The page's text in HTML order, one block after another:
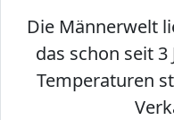
Die Männerwelt
das schon seit 3
Temperaturen